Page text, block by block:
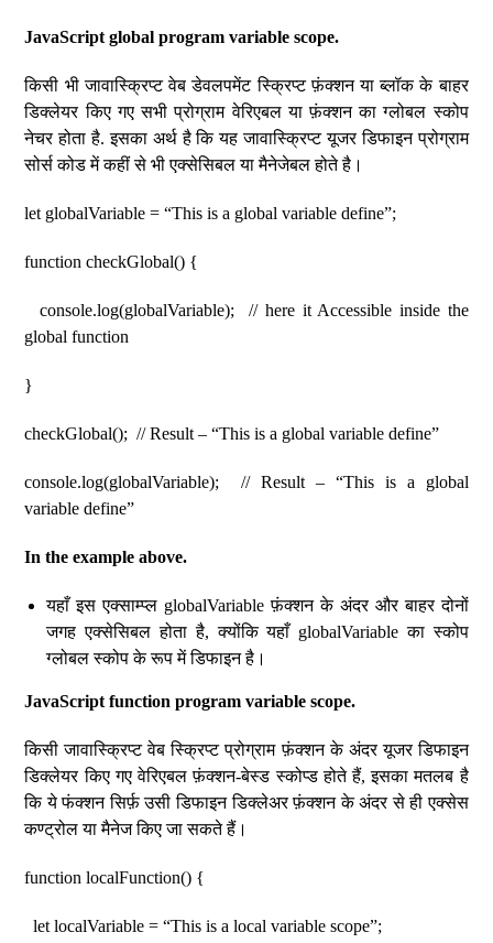
JavaScript global program variable scope.
किसी भी जावास्क्रिप्ट वेब डेवलपमेंट स्क्रिप्ट फ़ंक्शन या ब्लॉक के बाहर
डिक्लेयर किए गए सभी प्रोग्राम वेरिएबल या फ़ंक्शन का ग्लोबल स्कोप
नेचर होता है. इसका अर्थ है कि यह जावास्क्रिप्ट यूजर डिफाइन प्रोग्राम
सोर्स कोड में कहीं से भी एक्सेसिबल या मैनेजेबल होते है।
let globalVariable = “This is a global variable define”;
function checkGlobal() {
console.log(globalVariable); // here it Accessible inside the
global function
}
checkGlobal(); // Result – “This is a global variable define”
console.log(globalVariable); // Result – “This is a global
variable define”
In the example above.
यहाँ इस एक्साम्प्ल globalVariable फ़ंक्शन के अंदर और बाहर दोनों
जगह एक्सेसिबल होता है, क्योंकि यहाँ globalVariable का स्कोप
ग्लोबल स्कोप के रूप में डिफाइन है।
JavaScript function program variable scope.
किसी जावास्क्रिप्ट वेब स्क्रिप्ट प्रोग्राम फ़ंक्शन के अंदर यूजर डिफाइन
डिक्लेयर किए गए वेरिएबल फ़ंक्शन-बेस्ड स्कोप्ड होते हैं, इसका मतलब है
कि ये फंक्शन सिर्फ़ उसी डिफाइन डिक्लेअर फ़ंक्शन के अंदर से ही एक्सेस
कण्ट्रोल या मैनेज किए जा सकते हैं।
function localFunction() {
let localVariable = “This is a local variable scope”;